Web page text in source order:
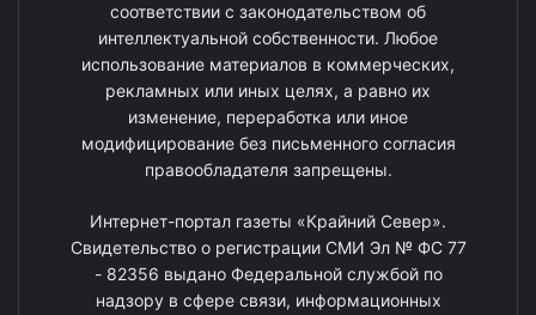
соответствии с законодательством об
интеллектуальной собственности. Любое
использование материалов в коммерческих,
рекламных или иных целях, а равно их
изменение, переработка или иное
модифицирование без письменного согласия
правообладателя запрещены.
Интернет-портал газеты «Крайний Север».
Свидетельство о регистрации СМИ Эл № ФС 77
- 82356 выдано Федеральной службой по
надзору в сфере связи, информационных